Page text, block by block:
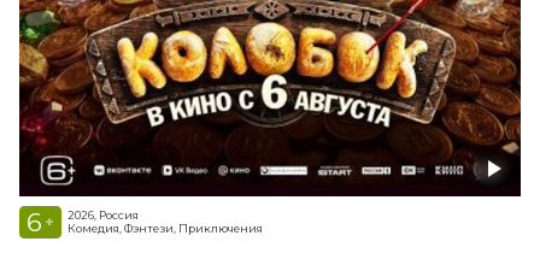
6 +
2026, Россия
Комедия, Фэнтези, Приключения